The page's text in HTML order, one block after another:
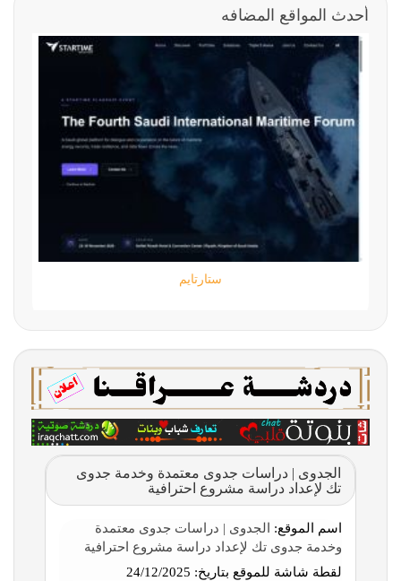
أحدث المواقع المضافه
ستارتايم
الجدوى | دراسات جدوى معتمدة وخدمة جدوى
تك لإعداد دراسة مشروع احترافية
اسم الموقع: الجدوى | دراسات جدوى معتمدة
وخدمة جدوى تك لإعداد دراسة مشروع احترافية
لقطة شاشة للموقع بتاريخ: